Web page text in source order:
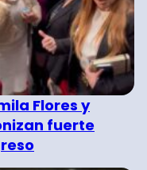
Flores y
fuerte